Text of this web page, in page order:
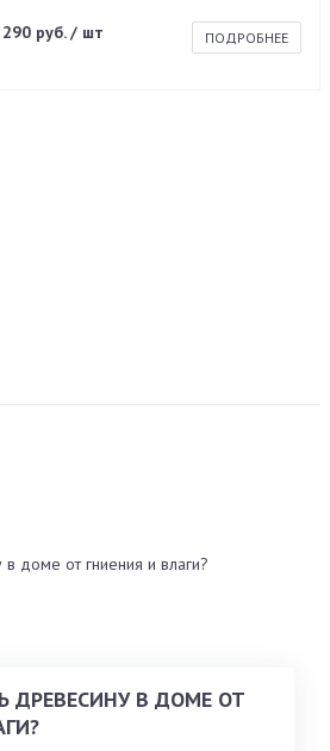
руб. / шт ПОДРОБНЕЕ
ДРЕВЕСИНУ В ДОМЕ ОТ